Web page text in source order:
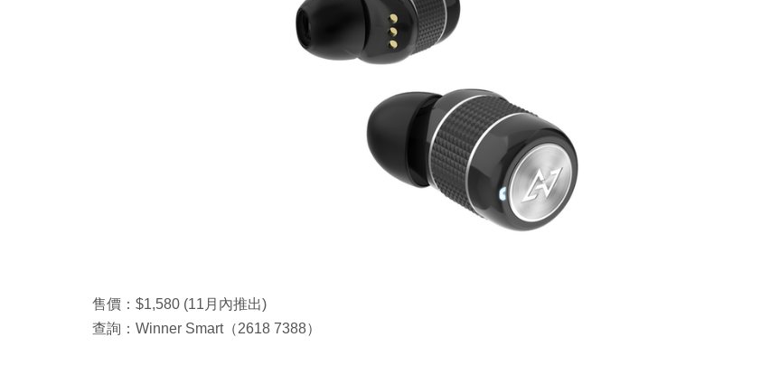
售價：$1,580 (11月內推出)
查詢：Winner Smart（2618 7388）